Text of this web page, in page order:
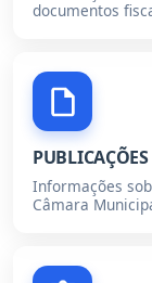
documentos
Informações
Câmara